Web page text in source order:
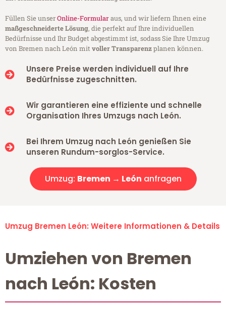
Füllen Sie unserOnline-Formularaus, und wir liefern Ihnen eine
maßgeschneiderte Lösung, die perfekt auf Ihre individuellen
Bedürfnisse und Ihr Budget abgestimmt ist, sodass Sie Ihre Umzug
von Bremen nach León mitvoller Transparenzplanen können.
Unsere Preise werden individuell auf Ihre
Bedürfnisse zugeschnitten.
Wir garantieren eine effiziente und schnelle
Organisation Ihres Umzugs nach León.
Bei Ihrem Umzug nach León genießen Sie
unseren Rundum-sorglos-Service.
Umzug: Bremen → León anfragen
Umzug Bremen León: Weitere Informationen & Details
Umziehen von Bremen
nach León: Kosten